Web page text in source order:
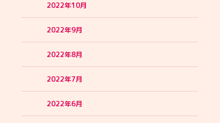
2022年10月
2022年9月
2022年8月
2022年7月
2022年6月